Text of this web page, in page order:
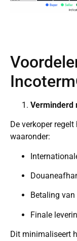
Verminderd
De verkoper
waaronder:
Betaling
Finale
Dit minimaliseert